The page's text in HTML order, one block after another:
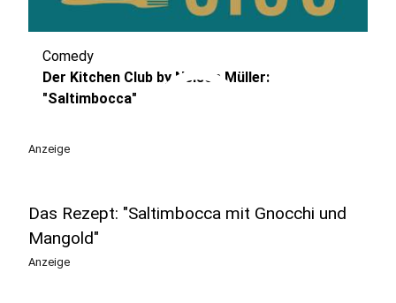
play_circle
Comedy
Der Kitchen Club by Nelson Müller:
"Saltimbocca"
Anzeige
Das Rezept: "Saltimbocca mit Gnocchi und
Mangold"
Anzeige